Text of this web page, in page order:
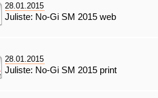
28.01.2015
Juliste: No-Gi SM 2015 web
28.01.2015
Juliste: No-Gi SM 2015 print